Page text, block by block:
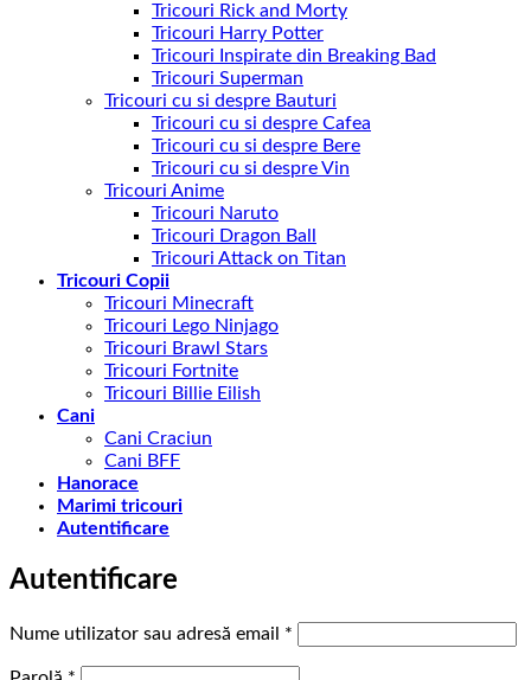
Tricouri Rick and Morty
Tricouri Harry Potter
Tricouri Inspirate din Breaking Bad
Tricouri Superman
Tricouri cu si despre Bauturi
Tricouri cu si despre Cafea
Tricouri cu si despre Bere
Tricouri cu si despre Vin
Tricouri Anime
Tricouri Naruto
Tricouri Dragon Ball
Tricouri Attack on Titan
Tricouri Copii
Tricouri Minecraft
Tricouri Lego Ninjago
Tricouri Brawl Stars
Tricouri Fortnite
Tricouri Billie Eilish
Cani
Cani Craciun
Cani BFF
Hanorace
Marimi tricouri
Autentificare
Autentificare
Nume utilizator sau adresă email *